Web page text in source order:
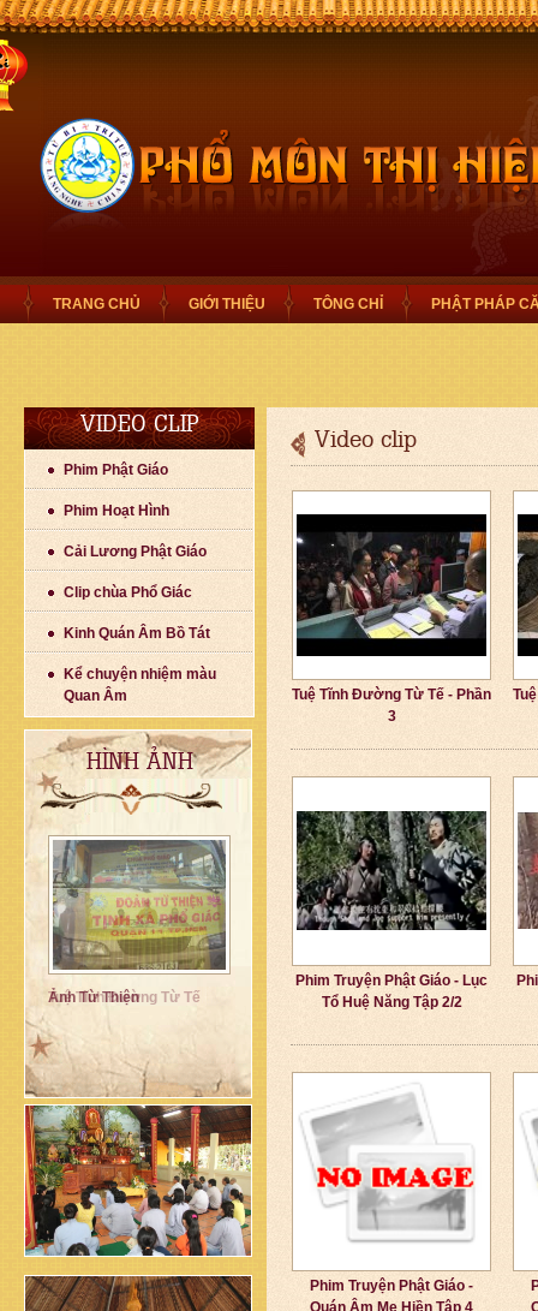
TRANG CHỦ GIỚI THIỆU TÔNG CHỈ PHẬT PHÁP
VIDEO CLIP
Phim Phật Giáo
Phim Hoạt Hình
Cải Lương Phật Giáo
Clip chùa Phổ Giác
Kinh Quán Âm Bồ Tát
Kể chuyện nhiệm màu
Quan Âm
HÌNH ẢNH
Ảnh Từ Thiện
Tuệ Tĩnh Đường Từ Tế
Video clip
Tuệ Tĩnh Đường Từ Tế - Phần
3
Phim Truyện Phật Giáo - Lục
Tổ Huệ Năng Tập 2/2
Phim Truyện Phật Giáo -
Quán Âm Mẹ Hiền Tập 4